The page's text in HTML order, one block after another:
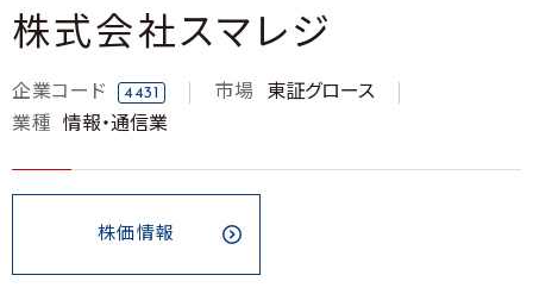
株式会社スマレジ
企業コード 4431 市場
東証グロース
業種
情報・通信業
株価情報